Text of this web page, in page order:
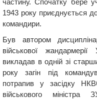
1943 року приєднується
командири.
Був автором
військової
викладав в одній зі
року загін під
потрапив у засідку
військового